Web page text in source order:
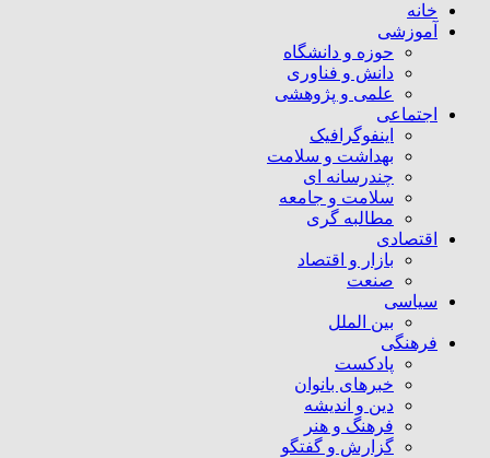
خانه
آموزشی
حوزه و دانشگاه
دانش و فناوری
علمی و پژوهشی
اجتماعی
اینفوگرافیک
بهداشت و سلامت
چندرسانه ای
سلامت و جامعه
مطالبه گری
اقتصادی
بازار و اقتصاد
صنعت
سیاسی
بین الملل
فرهنگی
پادکست
خبرهای بانوان
دین و اندیشه
فرهنگ و هنر
گزارش و گفتگو